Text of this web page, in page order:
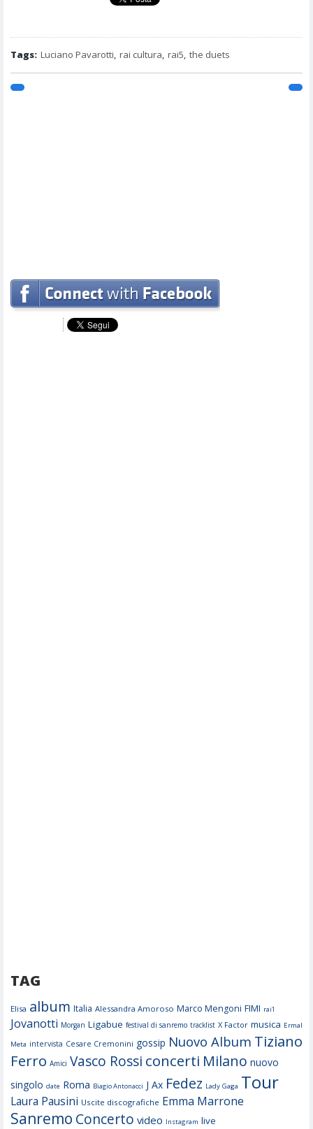
Tags: Luciano Pavarotti, rai cultura, rai5, the duets
TAG
Elisa album Italia Alessandra Amoroso Marco Mengoni FIMI rai1
Jovanotti Morgan Ligabue festival di sanremo tracklist X Factor musica Ermal
Meta intervista Cesare Cremonini gossip Nuovo Album Tiziano
Ferro Amici Vasco Rossi concerti Milano nuovo
singolo date Roma Biagio Antonacci J Ax Fedez Lady Gaga Tour
Laura Pausini Uscite discografiche Emma Marrone
Sanremo Concerto video Instagram live